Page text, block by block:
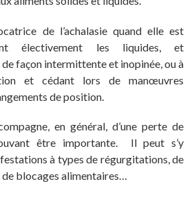
de l’achalasie quand elle est
électivement les liquides, et
façon intermittente et inopinée, ou à
et cédant lors de manœuvres
de position.
en général, d’une perte de
être importante. Il peut s’y
à types de régurgitations, de
blocages alimentaires…